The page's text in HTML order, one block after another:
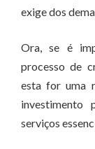
exige dos
Ora, se é
processo de
esta for uma
investimento
serviços